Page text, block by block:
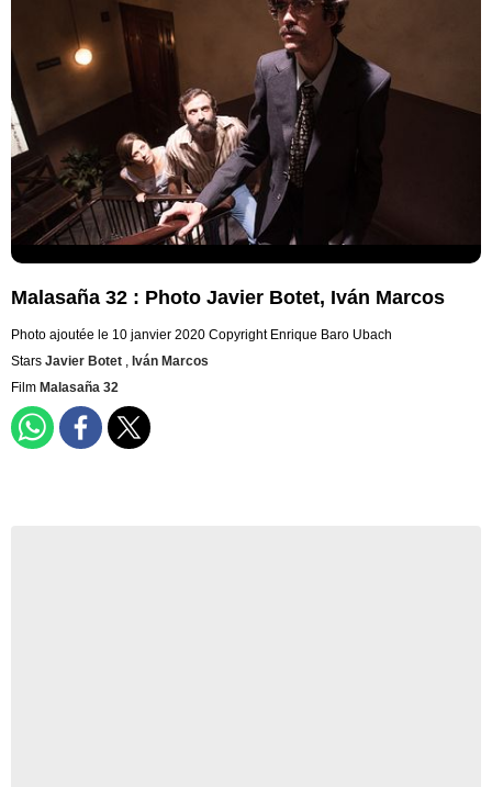
Malasaña 32 : Photo Javier Botet, Iván Marcos
Photo ajoutée le 10 janvier 2020 Copyright Enrique Baro Ubach
Stars Javier Botet , Iván Marcos
Film Malasaña 32